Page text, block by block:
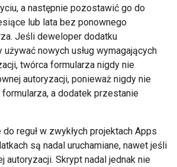
a następnie pozostawić go do
lub lata bez ponownego
Jeśli deweloper dodatku
używać nowych usług wymagających
twórca formularza nigdy nie
autoryzacji, ponieważ nigdy nie
a dodatek przestanie
reguł w zwykłych projektach Apps
są nadal uruchamiane, nawet jeśli
autoryzacji. Skrypt nadal jednak nie